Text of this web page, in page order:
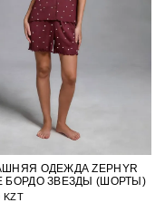
ОДЕЖДА ZEPHYR
БОРДО ЗВЕЗДЫ (ШОРТЫ)
KZT